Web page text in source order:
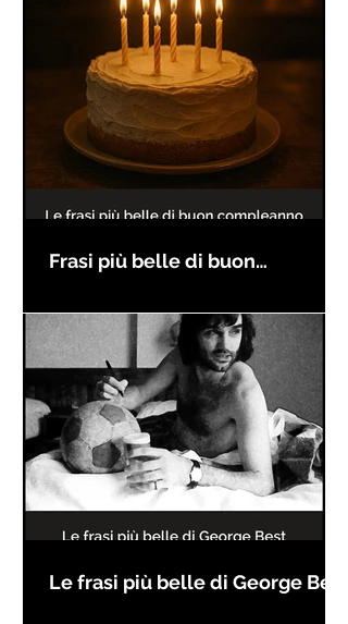
Frasi più belle di buon
Le frasi più belle di George Best